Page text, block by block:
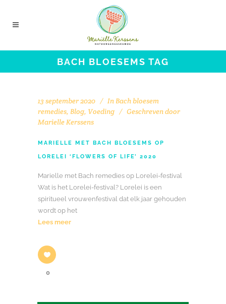
BACH BLOESEMS TAG
13 september 2020 In Bach bloesem
remedies, Blog, Voeding
Geschreven door
Marielle Kerssens
MARIELLE MET BACH BLOESEMS OP
LORELEI ‘FLOWERS OF LIFE’ 2020
Marielle met Bach remedies op Lorelei-festival
Wat is het Lorelei-festival? Lorelei is een
spiritueel vrouwenfestival dat elk jaar gehouden
wordt op het
Lees meer
0